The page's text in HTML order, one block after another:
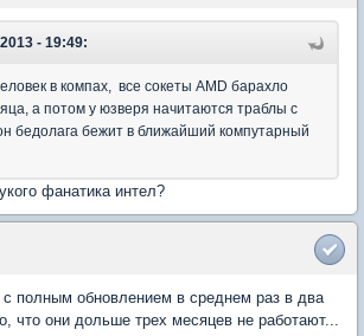
- 19:49:
в компах, все сокеты AMD барахло
а потом у юзверя начитаются траблы с
бедолага бежит в ближайший компутарный
фанатика интел?
полным обновлением в среднем раз в два
что они дольше трех месяцев не работают...